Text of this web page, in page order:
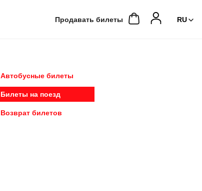
Продавать билеты
Автобусные билеты
Билеты на поезд
Возврат билетов